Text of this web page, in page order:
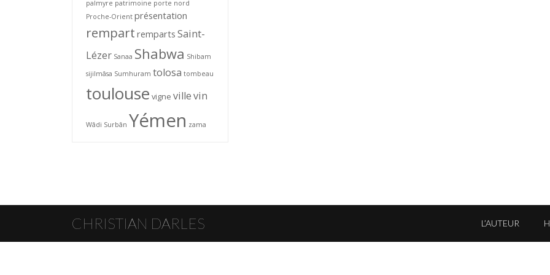
palmyre patrimoine porte nord
Proche-Orient présentation
rempart remparts Saint-
Lézer Sanaa Shabwa Shibam
sijilmâsa Sumhuram tolosa tombeau
toulouse vigne villevin
Wâdi Surbân Yémen zama
CHRISTIAN DARLES L’AUTEUR